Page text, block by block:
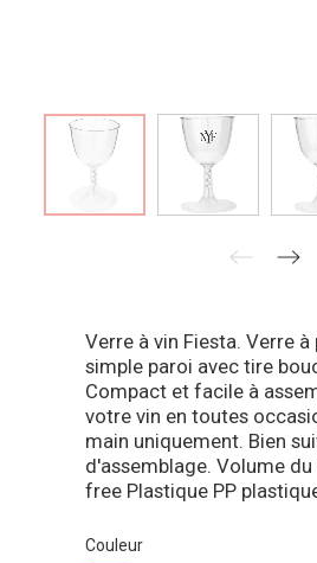
Verre à vin Fiesta. Verre
simple paroi avec tire
Compact et facile à
votre vin en toutes
main uniquement. Bien
d'assemblage. Volume du
free Plastique PP
Couleur